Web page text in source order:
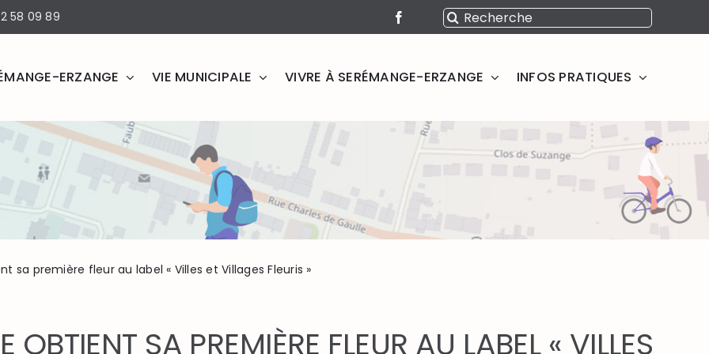
58 09 89 Rechercher:
ERZANGE VIE MUNICIPALE VIVRE À SERÉMANGE-ERZANGE INFOS PRATIQUES
sa première fleur au label « Villes et Villages Fleuris »
SA PREMIÈRE FLEUR AU LABEL « VILLES